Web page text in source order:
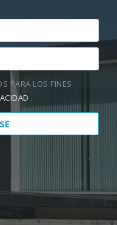
PARA LOS FINES
.